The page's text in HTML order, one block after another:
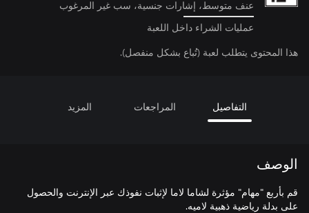
عنف متوسط، إشارات جنسية، سب غير المرغوب
عمليات الشراء داخل اللعبة
هذا المحتوى يتطلب لعبة (تُباع بشكل منفصل).
التفاصيل المراجعات المزيد
الوصف
قم بأربع "مهام" مؤثرة لشاما لاما لإثبات نفوذك عبر الإنترنت والحصول
على بدلة رياضية ذهبية لاميه.